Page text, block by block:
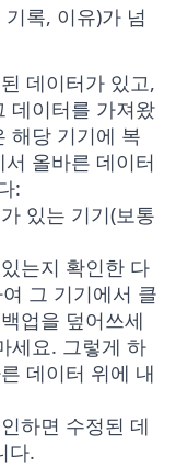
록, 이유)가 넘
데이터가 있고,
데이터를 가져왔
해당 기기에 복
올바른 데이터
:
있는 기기(보통
는지 확인한 다
그 기기에서 클
업을 덮어쓰세
세요. 그렇게 하
데이터 위에 내
하면 수정된 데
다.